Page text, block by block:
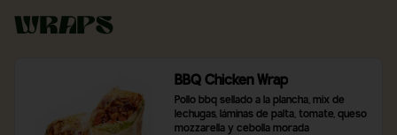
Wraps
BBQ Chicken Wrap
Pollo bbq sellado a la plancha, mix de
lechugas, láminas de palta, tomate, queso
mozzarella y cebolla morada